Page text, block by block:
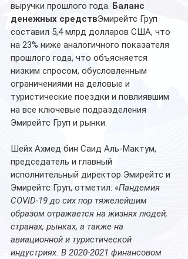
выручки прошлого года. Баланс
денежных средствЭмирейтс Груп
составил 5,4 млрд долларов США, что
на 23% ниже аналогичного показателя
прошлого года, что объясняется
низким спросом, обусловленным
ограничениями на деловые и
туристические поездки и повлиявшим
на все ключевые подразделения
Эмирейтс Груп и рынки.
Шейх Ахмед бин Саид Аль-Мактум,
председатель и главный
исполнительный директор Эмирейтс и
Эмирейтс Груп, отметил: «Пандемия
COVID-19 до сих пор тяжелейшим
образом отражается на жизнях людей,
странах, рынках, а также на
авиационной и туристической
индустриях. В 2020-2021 финансовом